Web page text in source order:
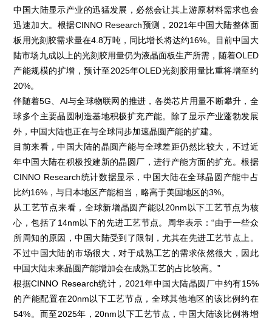
中国大陆显示产业的迅猛发展，必然会让其上游原材料需求也会
迅速加大。根据CINNO Research预测，2021年中国大陆整体面
板用光刻胶需求量在4.8万吨，同比增长将达约16%。目前中国大
陆市场九成以上的光刻胶用量仍为液晶面板生产所需，随着OLED
产能规模的扩增，预计至2025年OLED光刻胶用量比重将增至约
20%。
伴随着5G、AI与全球物联网的推进，各类芯片用量不断攀升，全
球多个主要晶圆制造基地积极扩充产能。除了显示产业蓬勃发展
外，中国大陆也正在与全球同步加速晶圆产能的扩建。
目前来看，中国大陆的晶圆产能与全球差距仍然比较大，不过近
年中国大陆在积极投建新的晶圆厂，进行产能方面的扩充。根据
CINNO Research统计数据显示，中国大陆在全球晶圆产能中占
比约16%，与日本地区产能相当，略高于美国地区的3%。
从工艺节点来看，全球新增晶圆产能以20nm以下工艺节点为核
心，包括了14nm以下的先进工艺节点。周华表示：“由于一些众
所周知的原因，中国大陆受到了限制，尤其在先进工艺节点上。
不过中国大陆的市场很大，对于成熟工艺的需求依然很大，因此
中国大陆未来晶圆产能增加会在成熟工艺的占比较高。”
根据CINNO Research统计，2021年中国大陆晶圆厂中约有15%
的产能配置在20nm以下工艺节点，全球其他地区的该比例约在
54%。而至2025年，20nm以下工艺节点，中国大陆该比例将增